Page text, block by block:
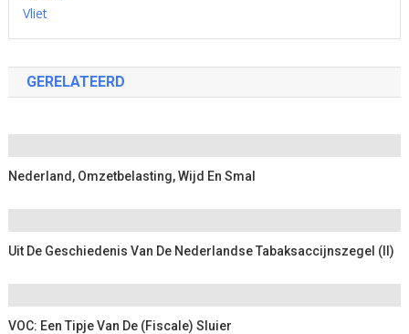
GERELATEERD
Nederland, Omzetbelasting, Wijd En Smal
Uit De Geschiedenis Van De Nederlandse Tabaksaccijnszegel (II)
VOC: Een Tipje Van De (fiscale) Sluier